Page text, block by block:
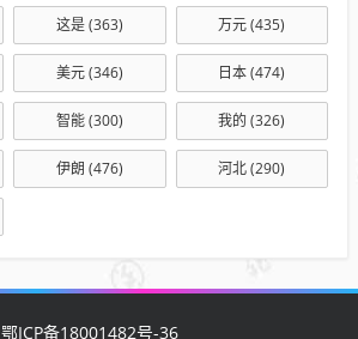
这是(363) 万元(435)
美元(346) 日本(474)
智能(300) 我的 (326)
伊朗 (476) 河北(290)
鄂ICP备18001482号-36